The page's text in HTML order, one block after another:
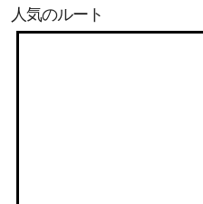
人気のルート